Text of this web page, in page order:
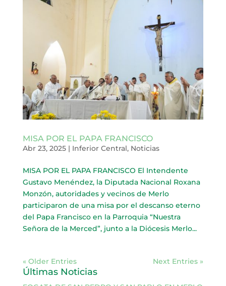
MISA POR EL PAPA FRANCISCO
Abr 23, 2025| Inferior Central, Noticias
MISA POR EL PAPA FRANCISCO El Intendente
Gustavo Menéndez, la Diputada Nacional Roxana
Monzón, autoridades y vecinos de Merlo
participaron de una misa por el descanso eterno
del Papa Francisco en la Parroquia “Nuestra
Señora de la Merced”, junto a la Diócesis Merlo...
« Older Entries Next Entries »
Últimas Noticias